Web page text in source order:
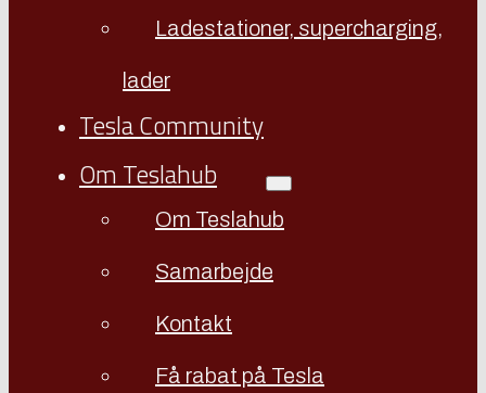
Ladestationer, supercharging,
lader
Tesla Community
Om Teslahub
Om Teslahub
Samarbejde
Kontakt
Få rabat på Tesla